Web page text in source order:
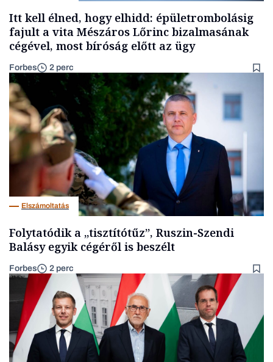
Itt kell élned, hogy elhidd: épületrombolásig
fajult a vita Mészáros Lőrinc bizalmasának
cégével, most bíróság előtt az ügy
Forbes 2 perc
Elszámoltatás
Folytatódik a „tisztítótűz”, Ruszin-Szendi
Balásy egyik cégéről is beszélt
Forbes 2 perc